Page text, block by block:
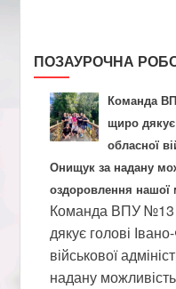
ПОЗАУРОЧНА
Команда
щиро дякує
обласної
Онищук за надану
оздоровлення нашої
Команда ВПУ №13
дякує голові
військової
надану